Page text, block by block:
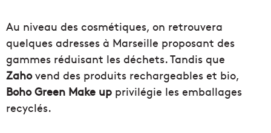
Au niveau des cosmétiques, on retrouvera
quelques adresses à Marseille proposant des
gammes réduisant les déchets. Tandis que
Zahovend des produits rechargeables et bio,
Boho Green Make up privilégie les emballages
recyclés.